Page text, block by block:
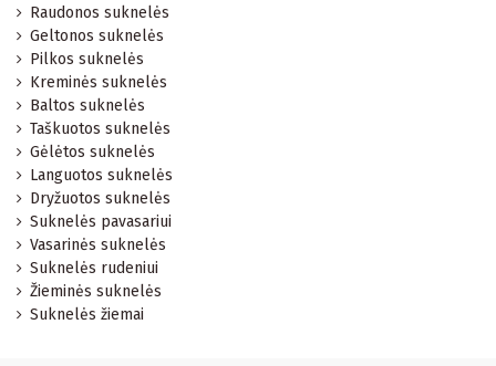
Raudonos suknelės
Geltonos suknelės
Pilkos suknelės
Kreminės suknelės
Baltos suknelės
Taškuotos suknelės
Gėlėtos suknelės
Languotos suknelės
Dryžuotos suknelės
Suknelės pavasariui
Vasarinės suknelės
Suknelės rudeniui
Žieminės suknelės
Suknelės žiemai